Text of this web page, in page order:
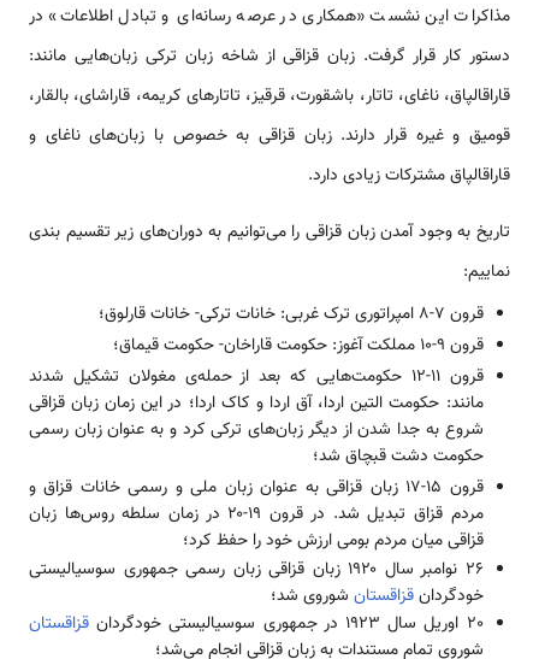
مذاکرات این نشست «همکاری در عرصه رسانه‌ای و تبادل اطلاعات» در
دستور کار قرار گرفت. زبان قزاقی از شاخه زبان ترکی زبان‌هایی مانند:
قاراقالپاق، ناغای، تاتار، باشقورت، قرقیز، تاتارهای کریمه، قاراشای، بالقار،
قومیق و غیره قرار دارند. زبان قزاقی به خصوص با زبان‌های ناغای و
قاراقالپاق مشترکات زیادی دارد.
تاریخ به وجود آمدن زبان قزاقی را می‌توانیم به دوران‌های زیر تقسیم بندی
نماییم:
قرون ۷-۸ امپراتوری ترک غربی: خانات ترکی- خانات قارلوق؛
قرون ۹-۱۰ مملکت آغوز: حکومت قاراخان- حکومت قیماق؛
قرون ۱۱-۱۲ حکومت‌هایی که بعد از حمله‌ی مغولان تشکیل شدند
مانند: حکومت التین اردا، آق اردا و کاک اردا؛ در این زمان زبان قزاقی
شروع به جدا شدن از دیگر زبان‌های ترکی کرد و به عنوان زبان رسمی
حکومت دشت قبچاق شد؛
قرون ۱۵-۱۷ زبان قزاقی به عنوان زبان ملی و رسمی خانات قزاق و
مردم قزاق تبدیل شد. در قرون ۱۹-۲۰ در زمان سلطه روس‌ها زبان
قزاقی میان مردم بومی ارزش خود را حفظ کرد؛
26 نوامبر سال ۱۹۲۰ زبان قزاقی زبان رسمی جمهوری سوسیالیستی
خودگردانقزاقستان شوروی شد؛
20 اوریل سال ۱۹۲۳ در جمهوری سوسیالیستی خودگردان
قزاقستان
شوروی تمام مستندات به زبان قزاقی انجام می‌شد؛